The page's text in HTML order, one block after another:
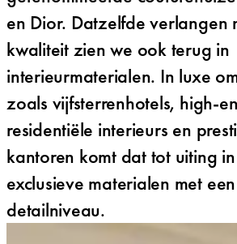
en Dior. Datzelfde verlangen
kwaliteit zien we ook terug in
interieurmaterialen. In luxe
zoals vijfsterrenhotels, high-
residentiële interieurs en
kantoren komt dat tot uiting
exclusieve materialen met
detailniveau.